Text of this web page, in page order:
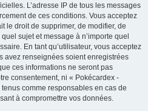
L’adresse IP de tous les messages
de ces conditions. Vous acceptez
le droit de supprimer, de modifier, de
sujet et message à n’importe quel
En tant qu’utilisateur, vous acceptez
avez renseignées soient enregistrées
ces informations ne seront pas
consentement, ni « Pokécardex -
comme responsables en cas de
à compromettre vos données.